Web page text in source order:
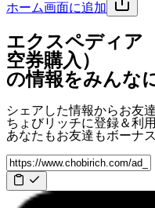
ホーム画面に追加
エクスペディア
空券購入）
の情報をみんな
シェアした情報からお友
ちょびリッチに登録＆利
あなたもお友達もボーナ